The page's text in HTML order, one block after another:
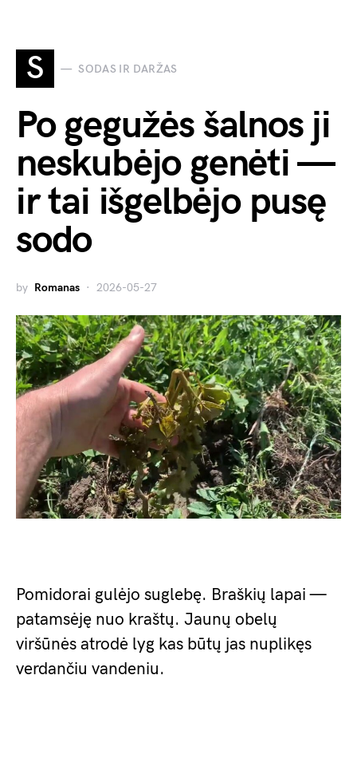
S SODAS IR DARŽAS
Po gegužės šalnos ji
neskubėjo genėti —
ir tai išgelbėjo pusę
sodo
by Romanas 2026-05-27
Pomidorai gulėjo suglebę. Braškių lapai —
patamsėję nuo kraštų. Jaunų obelų
viršūnės atrodė lyg kas būtų jas nuplikęs
verdančiu vandeniu.